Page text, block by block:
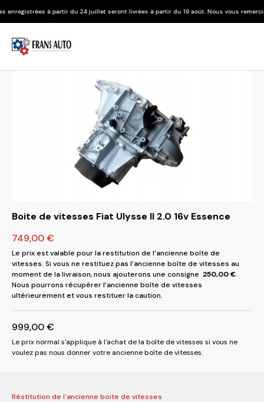
du 24 juillet seront livrées à partir du 19 août. Nous vous remercions de votre
Boite de vitesses Fiat Ulysse II 2.0 16v Essence
749,00€
Le prix est valable pour la restitution de l’ancienne boîte de
vitesses. Si vous ne restituez pas l’ancienne boîte de vitesses au
moment de la livraison, nous ajouterons une consigne 250,00€.
Nous pourrons récupérer l’ancienne boîte de vitesses
ultérieurement et vous restituer la caution.
999,00€
Le prix normal s'applique à l'achat de la boîte de vitesses si vous ne
voulez pas nous donner votre ancienne boîte de vitesses.
Réstitution de l'ancienne boite de vitesses